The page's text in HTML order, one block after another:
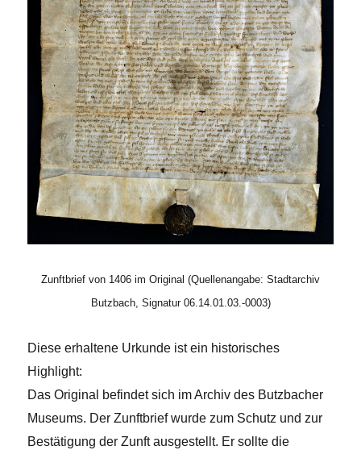
Zunftbrief von 1406 im Original (Quellenangabe: Stadtarchiv
Butzbach, Signatur 06.14.01.03.-0003)
Diese erhaltene Urkunde ist ein historisches
Highlight:
Das Original befindet sich im Archiv des Butzbacher
Museums. Der Zunftbrief wurde zum Schutz und zur
Bestätigung der Zunft ausgestellt. Er sollte die